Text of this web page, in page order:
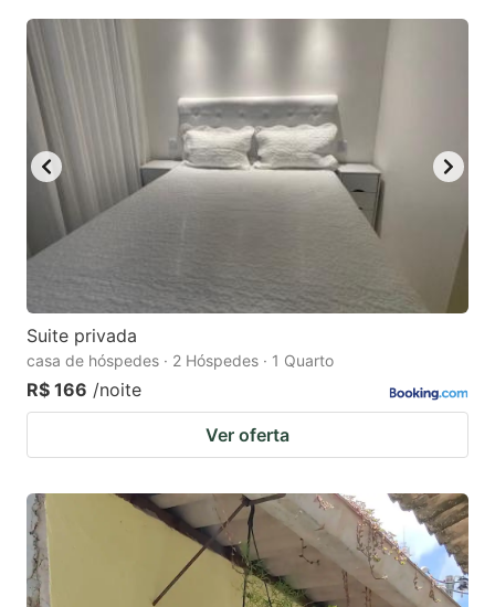
Suite privada
casa de hóspedes · 2 Hóspedes · 1 Quarto
R$ 166 /noite
Ver oferta